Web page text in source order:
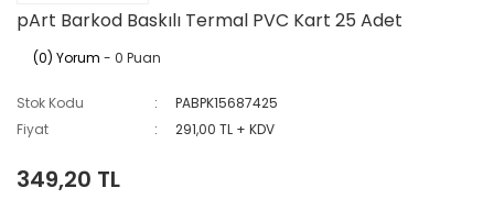
pArt Barkod Baskılı Termal PVC Kart 25 Adet
(0) Yorum - 0 Puan
Stok Kodu
PABPK15687425
Fiyat
291,00 TL + KDV
349,20 TL